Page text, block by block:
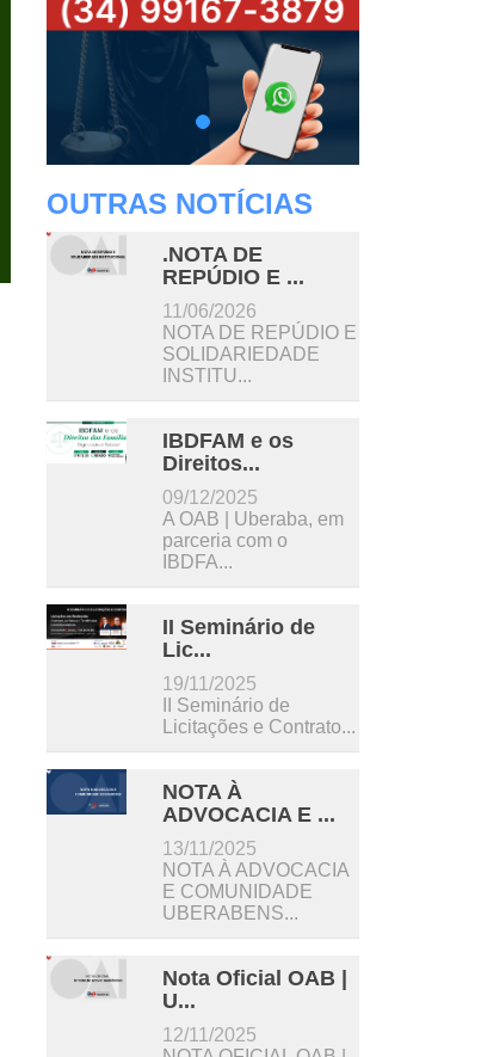
OUTRAS NOTÍCIAS
.NOTA DE
REPÚDIO E ...
11/06/2026
NOTA DE REPÚDIO E
SOLIDARIEDADE
INSTITU...
IBDFAM e os
Direitos...
09/12/2025
A OAB | Uberaba, em
parceria com o
IBDFA...
II Seminário de
Lic...
19/11/2025
II Seminário de
Licitações e Contrato...
NOTA À
ADVOCACIA E ...
13/11/2025
NOTA À ADVOCACIA
E COMUNIDADE
UBERABENS...
Nota Oficial OAB |
U...
12/11/2025